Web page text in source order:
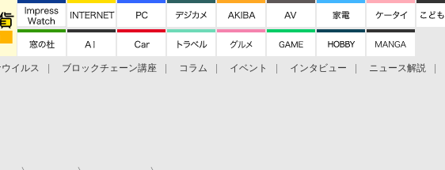
イルス ブロックチェーン講座 コラム イベント インタビュー ニュース解説